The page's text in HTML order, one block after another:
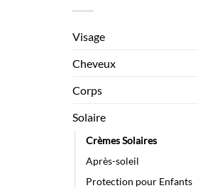
Visage
Cheveux
Corps
Solaire
Crèmes Solaires
Après-soleil
Protection pour Enfants